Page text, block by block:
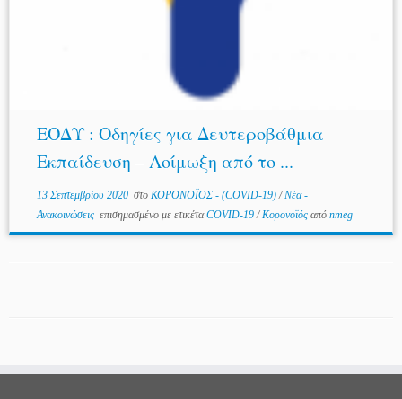
ΕΟΔΥ : Οδηγίες για Δευτεροβάθμια
Εκπαίδευση – Λοίμωξη από το ...
13 Σεπτεμβρίου 2020στο ΚΟΡΟΝΟΪΟΣ - (COVID-19)/Νέα -
Ανακοινώσεις επισημασμένο με ετικέταCOVID-19/Κορονοϊός από nmeg